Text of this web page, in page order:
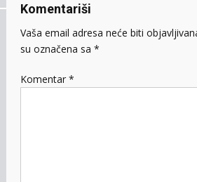
Komentariši
Vaša email adresa neće biti
su označena sa *
Komentar *